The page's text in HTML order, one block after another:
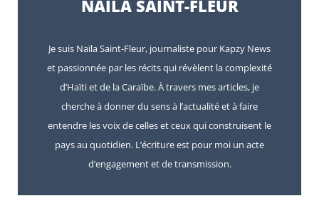
NAÏLA SAINT-FLEUR
Je suis Naïla Saint-Fleur, journaliste pour Kapzy News
et passionnée par les récits qui révèlent la complexité
d’Haïti et de la Caraïbe. À travers mes articles, je
cherche à donner du sens à l’actualité et à faire
entendre les voix de celles et ceux qui construisent le
pays au quotidien. L’écriture est pour moi un acte
d’engagement et de transmission.